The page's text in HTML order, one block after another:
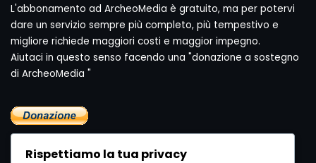
L'abbonamento ad ArcheoMedia è gratuito, ma per potervi
dare un servizio sempre più completo, più tempestivo e
migliore richiede maggiori costi e maggior impegno.
Aiutaci in questo senso facendo una "donazione a sostegno
di ArcheoMedia "
Rispettiamo la tua privacy